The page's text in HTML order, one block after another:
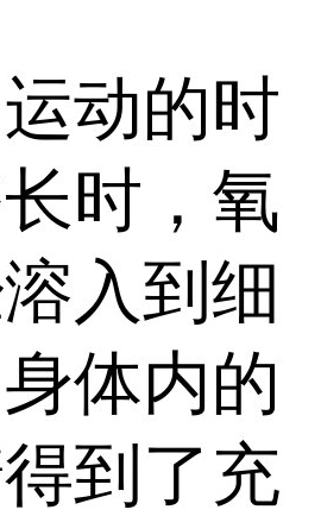
的时
时，氧
入到细
体内的
到了充